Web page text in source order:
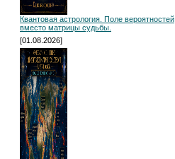
Квантовая астрология. Поле вероятностей
вместо матрицы судьбы.
[01.08.2026]